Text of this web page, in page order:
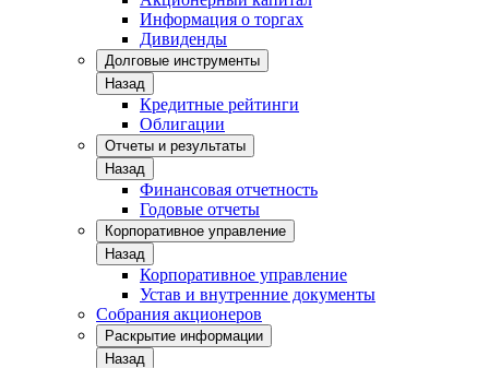
Информация о торгах
Дивиденды
Долговые инструменты
Назад
Кредитные рейтинги
Облигации
Отчеты и результаты
Назад
Финансовая отчетность
Годовые отчеты
Корпоративное управление
Назад
Корпоративное управление
Устав и внутренние документы
Собрания акционеров
Раскрытие информации
Назад